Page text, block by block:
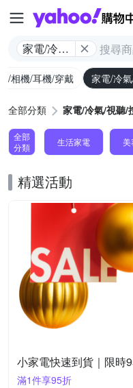
家電/冷氣/
/相機/耳機/穿戴 家電/冷
全部分類 家電/冷氣/視聽/
全部
分類
生活家電 美
精選活動
小家電快速到貨｜限時
滿1件享95折